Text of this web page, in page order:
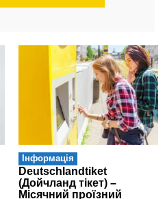
Інформація
Deutschlandtiket
(Дойчланд тікет) –
Місячний проїзний